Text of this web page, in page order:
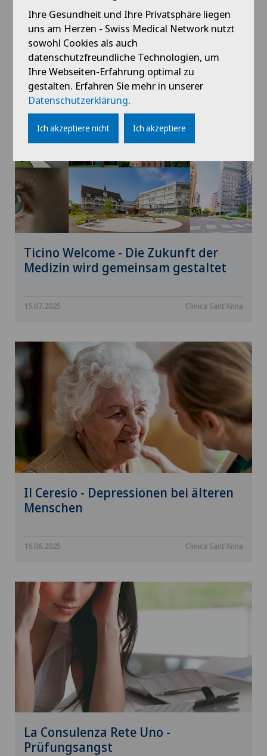
tio.ch - Vom Dach der Clinica
Sant’Anna tropfen 100 kg Honig
06.08.2025
Ticino Welcome - Die Zukunft der
Medizin wird gemeinsam gestaltet
15.07.2025 Clinica Sant'Anna
Il Ceresio - Depressionen bei älteren
Menschen
16.06.2025 Clinica Sant'Anna
La Consulenza Rete Uno -
Prüfungsangst
Ihre Gesundheit und Ihre Privatsphäre liegen
uns am Herzen - Swiss Medical Network nutzt
sowohl Cookies als auch
datenschutzfreundliche Technologien, um
Ihre Webseiten-Erfahrung optimal zu
gestalten. Erfahren Sie mehr in unserer
Datenschutzerklärung.
Ich akzeptiere nicht Ich akzeptiere